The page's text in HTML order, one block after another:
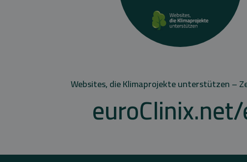
Websites, die Klimaprojekte unterstützen –